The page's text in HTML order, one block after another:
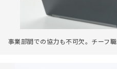
事業部間での協力も不可欠。チーフ